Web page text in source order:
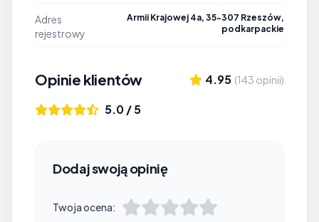
Adres
rejestrowy
Armii Krajowej 4a, 35-307 Rzeszów,
podkarpackie
Opinie klientów 4.95 (143 opinii)
5.0 / 5
Dodaj swoją opinię
Twoja ocena: